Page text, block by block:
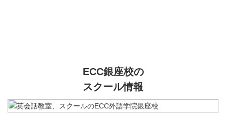
ECC銀座校の
スクール情報